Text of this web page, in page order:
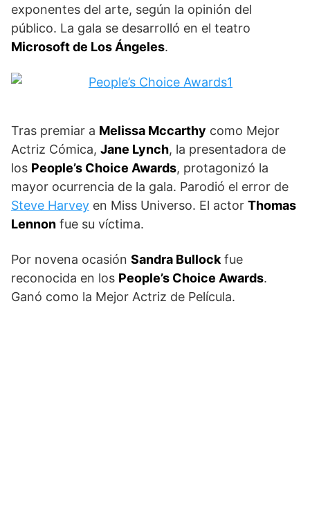
exponentes del arte, según la opinión del
público. La gala se desarrolló en el teatro
Microsoft de Los Ángeles.
Tras premiar a Melissa Mccarthy como Mejor
Actriz Cómica, Jane Lynch, la presentadora de
los People’s Choice Awards, protagonizó la
mayor ocurrencia de la gala. Parodió el error de
Steve Harvey en Miss Universo. El actor Thomas
Lennon fue su víctima.
Por novena ocasión Sandra Bullock fue
reconocida en los People’s Choice Awards.
Ganó como la Mejor Actriz de Película.